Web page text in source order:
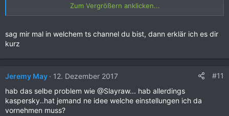
Zum Vergrößern anklicken...
sag mir mal in welchem ts channel du bist, dann erklär ich es dir
kurz
Jeremy May 12. Dezember 2017
#11
hab das selbe problem wie @Slayraw... hab allerdings
kaspersky..hat jemand ne idee welche einstellungen ich da
vornehmen muss?